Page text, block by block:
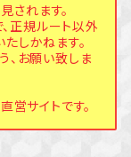
されます。
正規ルート以外
しかねます。
、お願い致しま
営サイトです。